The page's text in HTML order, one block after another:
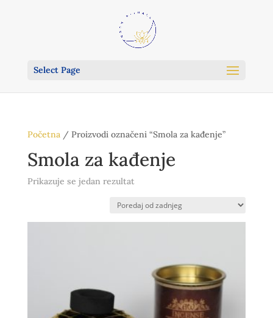
Select Page
Početna/ Proizvodi označeni “Smola za kađenje”
Smola za kađenje
Prikazuje se jedan rezultat